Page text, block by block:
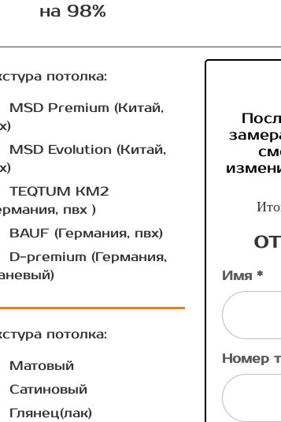
на 98%
потолка:
MSD Premium (Китай,
MSD Evolution (Китай,
TEQTUM КМ2
пвх )
BAUF (Германия, пвх)
D-premium (Германия,
потолка:
Матовый
Сатиновый
Глянец(лак)
Имя *
Номер